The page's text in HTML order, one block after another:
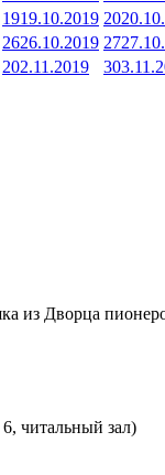
1919.10.2019 20
2626.10.2019 27
202.11.2019 3
Дворца
читальный зал)